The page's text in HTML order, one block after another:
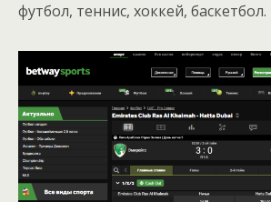
футбол, теннис, хоккей, баскетбол.